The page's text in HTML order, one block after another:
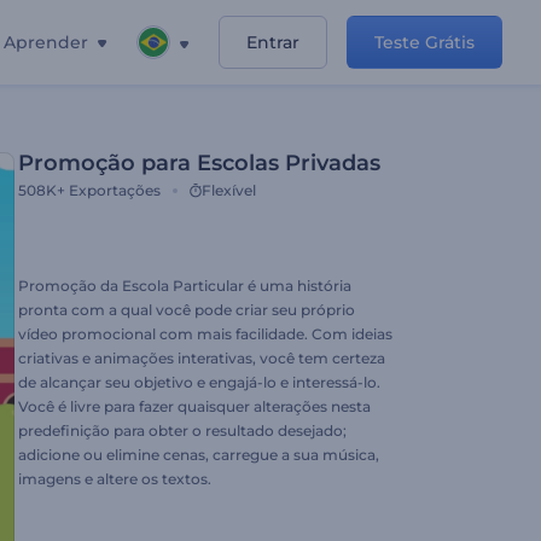
Aprender Entrar Teste Grátis
Promoção para Escolas Privadas
508K+ Exportações Flexível
Promoção da Escola Particular é uma história
pronta com a qual você pode criar seu próprio
vídeo promocional com mais facilidade. Com ideias
criativas e animações interativas, você tem certeza
de alcançar seu objetivo e engajá-lo e interessá-lo.
Você é livre para fazer quaisquer alterações nesta
predefinição para obter o resultado desejado;
adicione ou elimine cenas, carregue a sua música,
imagens e altere os textos.